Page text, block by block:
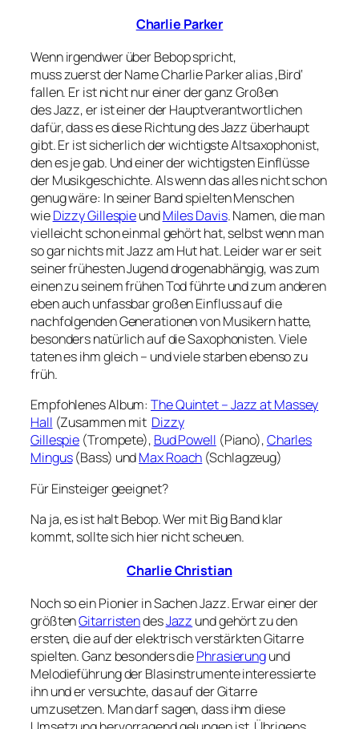
Charlie Parker
Wenn irgendwer über Bebop spricht,
muss zuerst der Name Charlie Parker alias ‚Bird‘
fallen. Er ist nicht nur einer der ganz Großen
des Jazz, er ist einer der Hauptverantwortlichen
dafür, dass es diese Richtung des Jazz überhaupt
gibt. Er ist sicherlich der wichtigste Altsaxophonist,
den es je gab. Und einer der wichtigsten Einflüsse
der Musikgeschichte. Als wenn das alles nicht schon
genug wäre: In seiner Band spielten Menschen
wieDizzy GillespieundMiles Davis. Namen, die man
vielleicht schon einmal gehört hat, selbst wenn man
so gar nichts mit Jazz am Hut hat. Leider war er seit
seiner frühesten Jugend drogenabhängig, was zum
einen zu seinem frühen Tod führte und zum anderen
eben auch unfassbar großen Einfluss auf die
nachfolgenden Generationen von Musikern hatte,
besonders natürlich auf die Saxophonisten. Viele
taten es ihm gleich – und viele starben ebenso zu
früh.
Empfohlenes Album:The Quintet – Jazz at Massey
Hall (Zusammen mit Dizzy
Gillespie (Trompete), Bud Powell (Piano),Charles
Mingus(Bass) undMax Roach (Schlagzeug)
Für Einsteiger geeignet?
Na ja, es ist halt Bebop. Wer mit Big Band klar
kommt, sollte sich hier nicht scheuen.
Charlie Christian
Noch so ein Pionier in Sachen Jazz. Erwar einer der
größtenGitarristendesJazz und gehört zu den
ersten, die auf der elektrisch verstärkten Gitarre
spielten. Ganz besonders diePhrasierungund
Melodieführung der Blasinstrumente interessierte
ihn und er versuchte, das auf der Gitarre
umzusetzen. Man darf sagen, dass ihm diese